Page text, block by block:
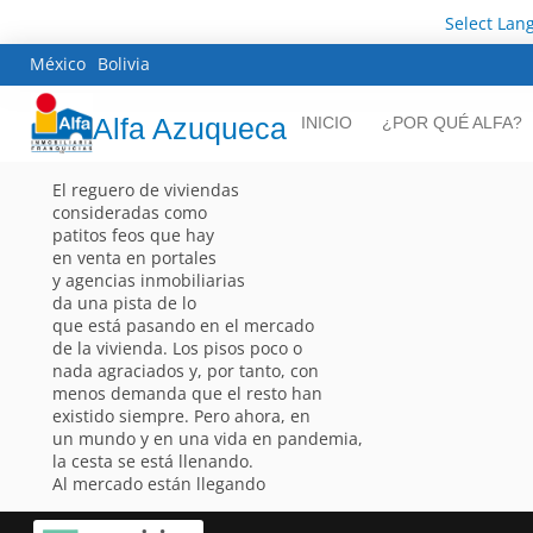
Select
México Bolivia
Alfa Azuqueca INICIO ¿POR QUÉ ALFA?
El reguero de viviendas
consideradas como
patitos feos que hay
en venta en portales
y agencias inmobiliarias
da una pista de lo
que está pasando en el mercado
de la vivienda. Los pisos poco o
nada agraciados y, por tanto, con
menos demanda que el resto han
existido siempre. Pero ahora, en
un mundo y en una vida en pandemia,
la cesta se está llenando.
Al mercado están llegando